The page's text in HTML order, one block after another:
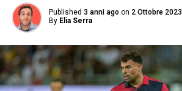
Published 3 anni ago on 2 Ottobre 2023
By Elia Serra